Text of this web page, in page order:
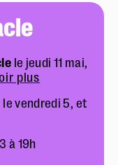
le jeudi 11 mai,
plus
vendredi 5, et
à 19h